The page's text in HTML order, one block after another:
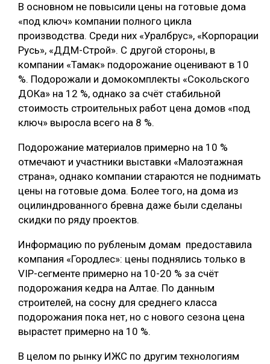
ЛЕСОПИЛЕНИЕ
ДЕРЕВЯННОЕ ДОМОСТРОЕНИЕ
БЕЗОПАСНОЕ ПРОИЗВОДСТВО
СОРТИРОВКА ДРЕВЕСИНЫ
СУШКА ДРЕВЕСИНЫ
МЕБЕЛЬНОЕ ПРОИЗВОДСТВО
В основном не повысили цены на готовые дома
«под ключ» компании полного цикла
производства. Среди них «Уралбрус», «Корпорации
Русь», «ДДМ-Строй». С другой стороны, в
компании «Тамак» подорожание оценивают в 10
%. Подорожали и домокомплекты «Сокольского
ДОКа» на 12 %, однако за счёт стабильной
стоимость строительных работ цена домов «под
ключ» выросла всего на 8 %.
Подорожание материалов примерно на 10 %
отмечают и участники выставки «Малоэтажная
страна», однако компании стараются не поднимать
цены на готовые дома. Более того, на дома из
оцилиндрованного бревна даже были сделаны
скидки по ряду проектов.
Информацию по рубленым домам предоставила
компания «Городлес»: цены поднялись только в
VIP-сегменте примерно на 10-20 % за счёт
подорожания кедра на Алтае. По данным
строителей, на сосну для среднего класса
подорожания пока нет, но с нового сезона цена
вырастет примерно на 10 %.
В целом по рынку ИЖС по другим технологиям